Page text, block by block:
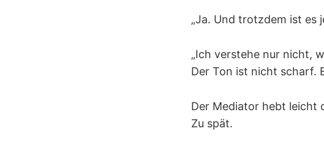
„Ja. Und trotzdem ist es
„Ich verstehe nur nicht,
Der Ton ist nicht scharf.
Der Mediator hebt leicht
Zu spät.